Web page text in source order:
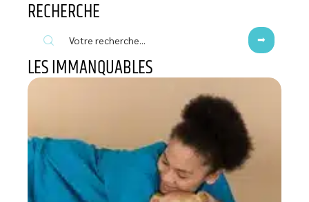
RECHERCHE
LES IMMANQUABLES